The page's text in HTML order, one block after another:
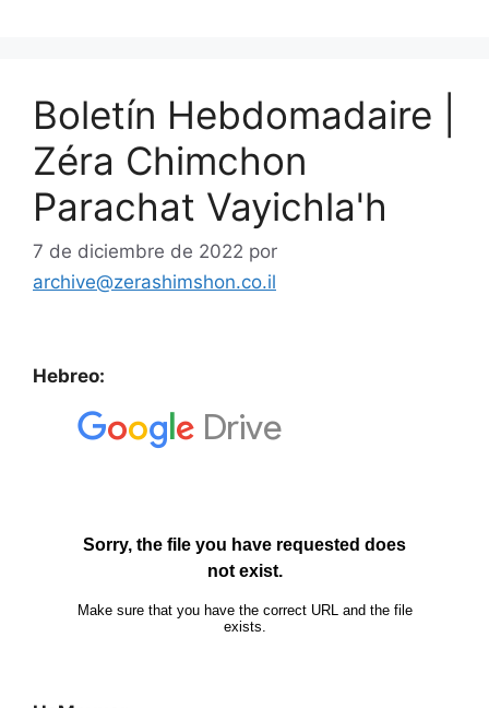
Boletín Hebdomadaire |
Zéra Chimchon
Parachat Vayichla'h
7 de diciembre de 2022 por
archive@zerashimshon.co.il
Hebreo: